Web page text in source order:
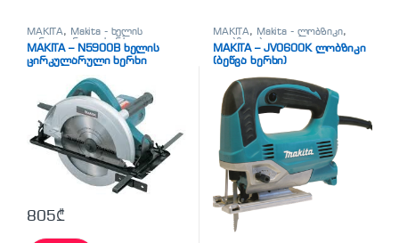
MAKITA, Makita - ხელის
ცირკულარული ხერხი
სხვადასხვა
MAKITA – N5900B ხელის
ცირკულარული ხერხი
805₾
MAKITA, Makita - ლობზიკი,
ლობზიკები
MAKITA – JV0600K ლობზიკი
(ბეწვა ხერხი)